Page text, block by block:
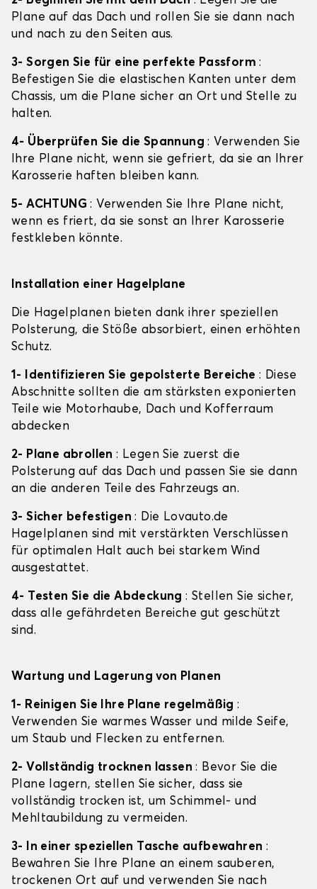
Plane auf das Dach und rollen Sie sie dann nach
und nach zu den Seiten aus.
3- Sorgen Sie für eine perfekte Passform:
Befestigen Sie die elastischen Kanten unter dem
Chassis, um die Plane sicher an Ort und Stelle zu
halten.
4- Überprüfen Sie die Spannung: Verwenden Sie
Ihre Plane nicht, wenn sie gefriert, da sie an Ihrer
Karosserie haften bleiben kann.
5- ACHTUNG: Verwenden Sie Ihre Plane nicht,
wenn es friert, da sie sonst an Ihrer Karosserie
festkleben könnte.
Installation einer Hagelplane
Die Hagelplanen bieten dank ihrer speziellen
Polsterung, die Stöße absorbiert, einen erhöhten
Schutz.
1- Identifizieren Sie gepolsterte Bereiche: Diese
Abschnitte sollten die am stärksten exponierten
Teile wie Motorhaube, Dach und Kofferraum
abdecken
2- Plane abrollen: Legen Sie zuerst die
Polsterung auf das Dach und passen Sie sie dann
an die anderen Teile des Fahrzeugs an.
3- Sicher befestigen: Die Lovauto.de
Hagelplanen sind mit verstärkten Verschlüssen
für optimalen Halt auch bei starkem Wind
ausgestattet.
4- Testen Sie die Abdeckung: Stellen Sie sicher,
dass alle gefährdeten Bereiche gut geschützt
sind.
Wartung und Lagerung von Planen
1- Reinigen Sie Ihre Plane regelmäßig:
Verwenden Sie warmes Wasser und milde Seife,
um Staub und Flecken zu entfernen.
2- Vollständig trocknen lassen: Bevor Sie die
Plane lagern, stellen Sie sicher, dass sie
vollständig trocken ist, um Schimmel- und
Mehltaubildung zu vermeiden.
3- In einer speziellen Tasche aufbewahren :
Bewahren Sie Ihre Plane an einem sauberen,
trockenen Ort auf und verwenden Sie nach